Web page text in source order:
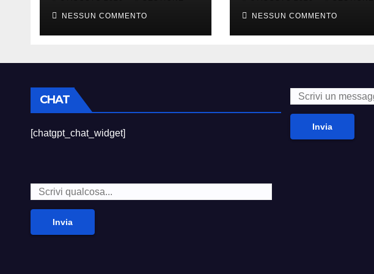
sempre divertito”
NESSUN COMMENTO
diedi alla moda’
NESSUN COMMENTO
CHAT
[chatgpt_chat_widget]
Invia
Invia